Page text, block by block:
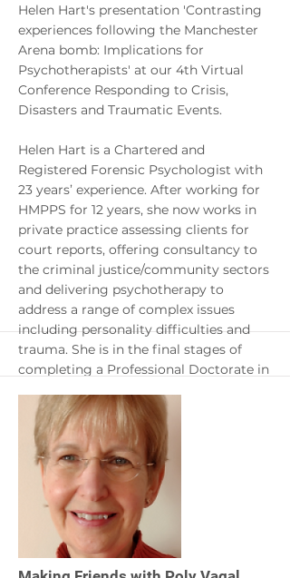
Helen Hart's presentation 'Contrasting
experiences following the Manchester
Arena bomb: Implications for
Psychotherapists' at our 4th Virtual
Conference Responding to Crisis,
Disasters and Traumatic Events.
Helen Hart is a Chartered and
Registered Forensic Psychologist with
23 years’ experience. After working for
HMPPS for 12 years, she now works in
private practice assessing clients for
court reports, offering consultancy to
the criminal justice/community sectors
and delivering psychotherapy to
address a range of complex issues
including personality difficulties and
trauma. She is in the final stages of
completing a Professional Doctorate in
Trent University under the supervision
of Dr Clifford Stevenson and Dr Blerina
Kellezi. The research is exploring the
experiences of community members
following the Manchester Arena bomb
in order to identify the factors which
promote or hinder community
resilience.